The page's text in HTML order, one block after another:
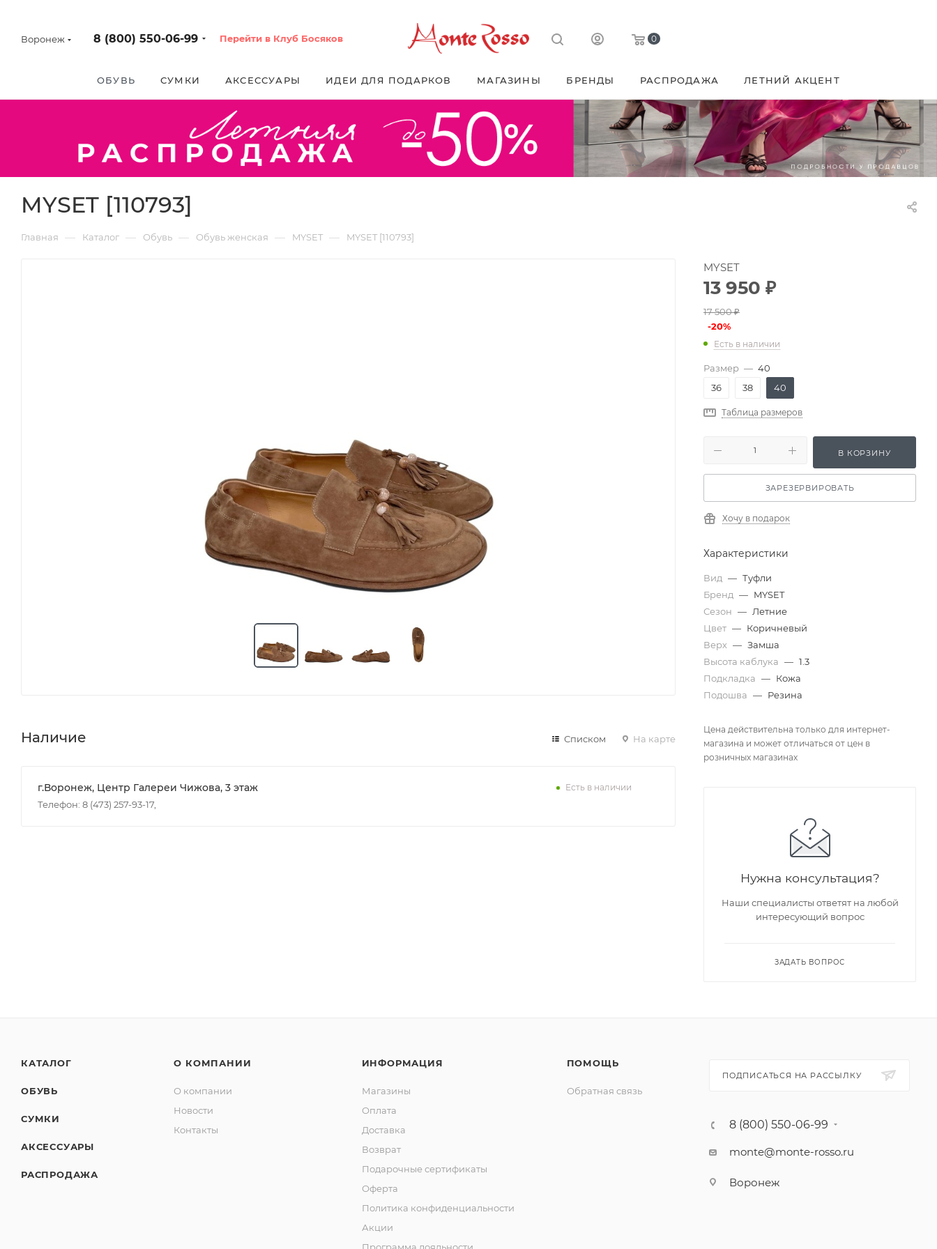
Воронеж 8 (800) 550-06-99 Перейти в Клуб Босяков 0
ОБУВЬ СУМКИ АКСЕССУАРЫ ИДЕИ ДЛЯ ПОДАРКОВ МАГАЗИНЫ БРЕНДЫ РАСПРОДАЖА ЛЕТНИЙ АКЦЕНТ
MYSET [110793]
Главная — Каталог — Обувь — Обувь женская — MYSET — MYSET [110793]
Наличие Списком На карте
г.Воронеж, Центр Галереи Чижова, 3 этаж
Телефон: 8 (473) 257-93-17,
Есть в наличии
MYSET
13 950 ₽
17 500₽
-20%
Есть в наличии
Размер — 40
36
38 40
Таблица размеров
В КОРЗИНУ
ЗАРЕЗЕРВИРОВАТЬ
Хочу в подарок
Характеристики
Вид — Туфли
Бренд — MYSET
Сезон — Летние
Цвет — Коричневый
Верх — Замша
Высота каблука — 1.3
Подкладка — Кожа
Подошва — Резина
Цена действительна только для интернет-
магазина и может отличаться от цен в
розничных магазинах
Нужна консультация?
Наши специалисты ответят на любой
интересующий вопрос
ЗАДАТЬ ВОПРОС
КАТАЛОГ
ОБУВЬ
СУМКИ
АКСЕССУАРЫ
РАСПРОДАЖА
О КОМПАНИИ
О компании
Новости
Контакты
ИНФОРМАЦИЯ
Магазины
Оплата
Доставка
Возврат
Подарочные сертификаты
Оферта
Политика конфиденциальности
Акции
ПОМОЩЬ
Обратная связь
ПОДПИСАТЬСЯ НА РАССЫЛКУ
8 (800) 550-06-99
monte@monte-rosso.ru
Воронеж